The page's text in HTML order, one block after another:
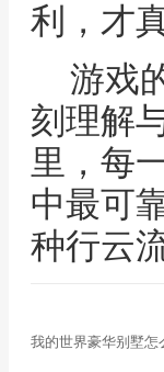
利，才
游戏
刻理解
里，每
中最可
种行云
我的世界豪华别墅怎